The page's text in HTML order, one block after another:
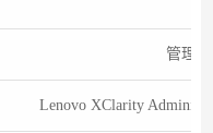
管理性
Lenovo XClarity